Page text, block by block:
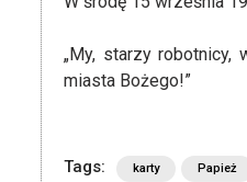
„My, starzy robotnicy,
miasta Bożego!”
Tags: karty Papież